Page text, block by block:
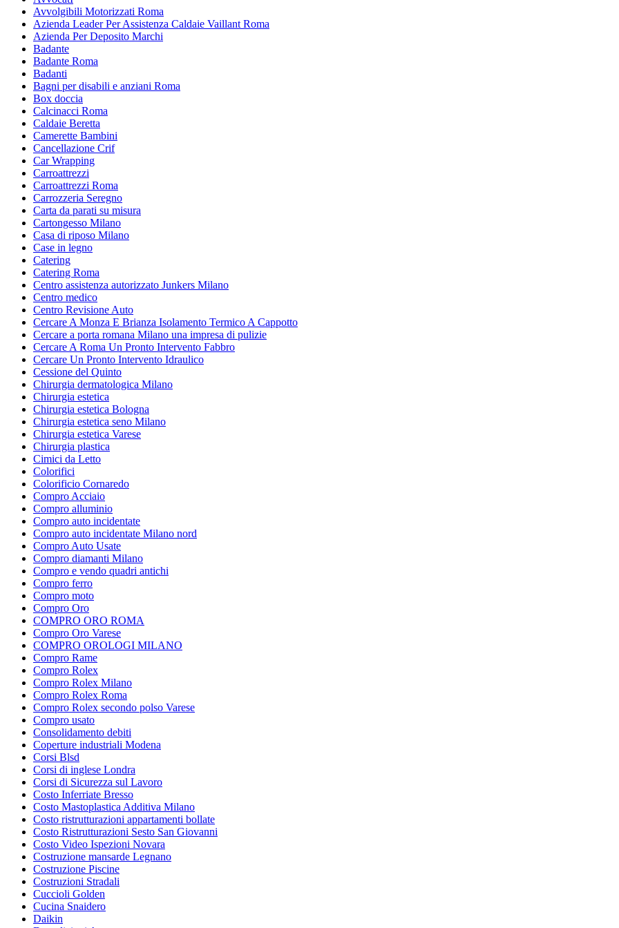
Avvolgibili Motorizzati Roma
Azienda Leader Per Assistenza Caldaie Vaillant Roma
Azienda Per Deposito Marchi
Badante
Badante Roma
Badanti
Bagni per disabili e anziani Roma
Box doccia
Calcinacci Roma
Caldaie Beretta
Camerette Bambini
Cancellazione Crif
Car Wrapping
Carroattrezzi
Carroattrezzi Roma
Carrozzeria Seregno
Carta da parati su misura
Cartongesso Milano
Casa di riposo Milano
Case in legno
Catering
Catering Roma
Centro assistenza autorizzato Junkers Milano
Centro medico
Centro Revisione Auto
Cercare A Monza E Brianza Isolamento Termico A Cappotto
Cercare a porta romana Milano una impresa di pulizie
Cercare A Roma Un Pronto Intervento Fabbro
Cercare Un Pronto Intervento Idraulico
Cessione del Quinto
Chirurgia dermatologica Milano
Chirurgia estetica
Chirurgia estetica Bologna
Chirurgia estetica seno Milano
Chirurgia estetica Varese
Chirurgia plastica
Cimici da Letto
Colorifici
Colorificio Cornaredo
Compro Acciaio
Compro alluminio
Compro auto incidentate
Compro auto incidentate Milano nord
Compro Auto Usate
Compro diamanti Milano
Compro e vendo quadri antichi
Compro ferro
Compro moto
Compro Oro
COMPRO ORO ROMA
Compro Oro Varese
COMPRO OROLOGI MILANO
Compro Rame
Compro Rolex
Compro Rolex Milano
Compro Rolex Roma
Compro Rolex secondo polso Varese
Compro usato
Consolidamento debiti
Coperture industriali Modena
Corsi Blsd
Corsi di inglese Londra
Corsi di Sicurezza sul Lavoro
Costo Inferriate Bresso
Costo Mastoplastica Additiva Milano
Costo ristrutturazioni appartamenti bollate
Costo Ristrutturazioni Sesto San Giovanni
Costo Video Ispezioni Novara
Costruzione mansarde Legnano
Costruzione Piscine
Costruzioni Stradali
Cuccioli Golden
Cucina Snaidero
Daikin